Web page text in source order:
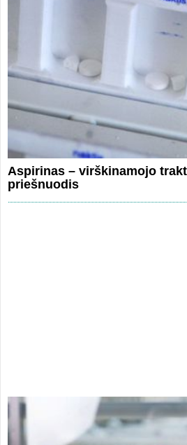
Aspirinas – virškinamojo
priešnuodis